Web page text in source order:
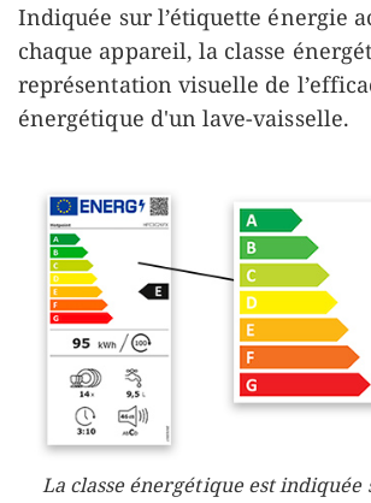
Indiquée sur l’étiquette énergie
chaque appareil, la classe
représentation visuelle de
énergétique d'un lave-vaisselle.
La classe énergétique est